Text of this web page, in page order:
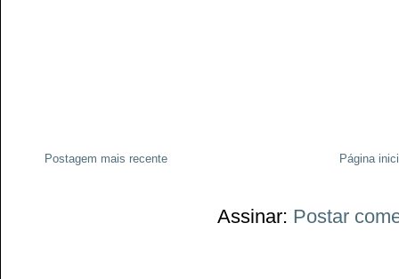
Postagem mais recente Página
Assinar: Postar